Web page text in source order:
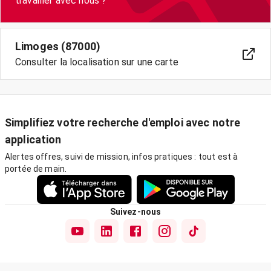
Limoges (87000)
Consulter la localisation sur une carte
Simplifiez votre recherche d'emploi avec notre
application
Alertes offres, suivi de mission, infos pratiques : tout est à
portée de main.
Suivez-nous